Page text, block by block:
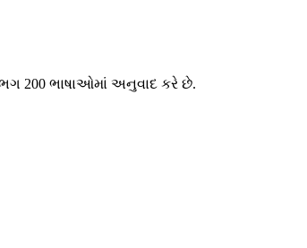
200 ભાષાઓમાં અનુવાદ કરે છે.